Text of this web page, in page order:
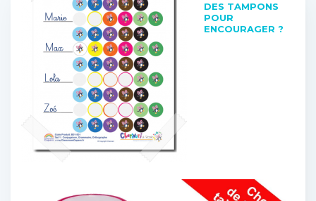
DES TAMPONS
POUR
ENCOURAGER ?